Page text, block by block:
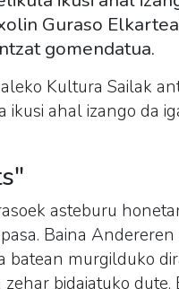
Guraso
gomendatua.
Kultura Sailak
ikusi ahal izango da
asteburu
Baina
batean murgilduko
bidaiatuko